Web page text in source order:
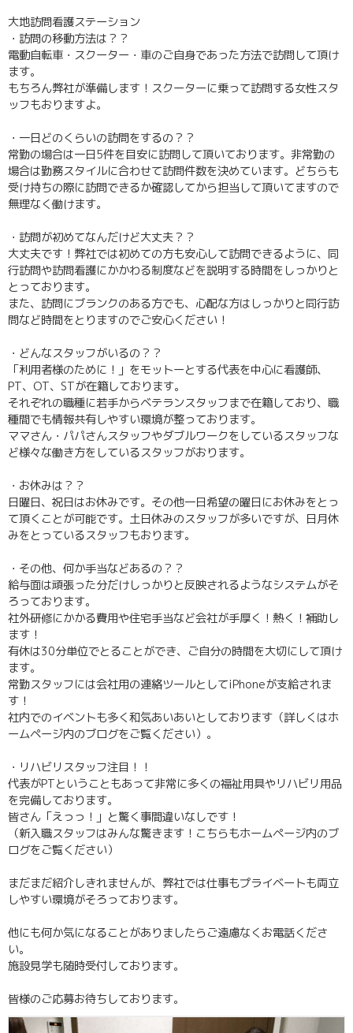
大地訪問看護ステーション
・訪問の移動方法は？？
電動自転車・スクーター・車のご自身であった方法で訪問して頂け
ます。
もちろん弊社が準備します！スクーターに乗って訪問する女性スタ
ッフもおりますよ。
・一日どのくらいの訪問をするの？？
常勤の場合は一日5件を目安に訪問して頂いております。非常勤の
場合は勤務スタイルに合わせて訪問件数を決めています。どちらも
受け持ちの際に訪問できるか確認してから担当して頂いてますので
無理なく働けます。
・訪問が初めてなんだけど大丈夫？？
大丈夫です！弊社では初めての方も安心して訪問できるように、同
行訪問や訪問看護にかかわる制度などを説明する時間をしっかりと
とっております。
また、訪問にブランクのある方でも、心配な方はしっかりと同行訪
問など時間をとりますのでご安心ください！
・どんなスタッフがいるの？？
「利用者様のために！」をモットーとする代表を中心に看護師、
PT、OT、STが在籍しております。
それぞれの職種に若手からベテランスタッフまで在籍しており、職
種間でも情報共有しやすい環境が整っております。
ママさん・パパさんスタッフやダブルワークをしているスタッフな
ど様々な働き方をしているスタッフがおります。
・お休みは？？
日曜日、祝日はお休みです。その他一日希望の曜日にお休みをとっ
て頂くことが可能です。土日休みのスタッフが多いですが、日月休
みをとっているスタッフもおります。
・その他、何か手当などあるの？？
給与面は頑張った分だけしっかりと反映されるようなシステムがそ
ろっております。
社外研修にかかる費用や住宅手当など会社が手厚く！熱く！補助し
ます！
有休は30分単位でとることができ、ご自分の時間を大切にして頂け
ます。
常勤スタッフには会社用の連絡ツールとしてiPhoneが支給されま
す！
社内でのイベントも多く和気あいあいとしております（詳しくはホ
ームページ内のブログをご覧ください）。
・リハビリスタッフ注目！！
代表がPTということもあって非常に多くの福祉用具やリハビリ用品
を完備しております。
皆さん「えっっ！」と驚く事間違いなしです！
（新入職スタッフはみんな驚きます！こちらもホームページ内のブ
ログをご覧ください）
まだまだ紹介しきれませんが、弊社では仕事もプライベートも両立
しやすい環境がそろっております。
他にも何か気になることがありましたらご遠慮なくお電話くださ
い。
施設見学も随時受付しております。
皆様のご応募お待ちしております。